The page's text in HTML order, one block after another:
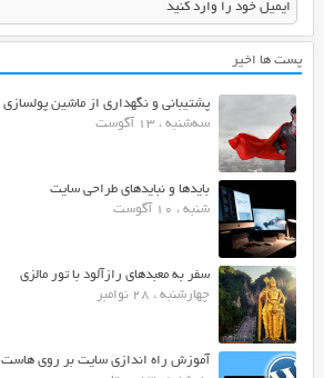
پست ها اخیر
پشتیبانی و نگهداری از ماشین پولسازی
سه‌شنبه ، 13 آگوست
بایدها و نبایدهای طراحی سایت
شنبه ، 10 آگوست
سفر به معبدهای رازآلود با تور مالزی
چهارشنبه ، 28 نوامبر
آموزش راه اندازی سایت بر روی هاست